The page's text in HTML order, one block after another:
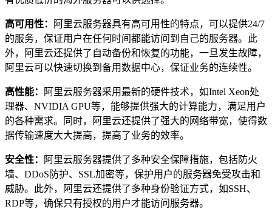
高可用性：
阿里云服务器具有高可用性的特点，可以提供24/7
的服务，保证用户在任何时间都能访问到自己的服务器。此
外，阿里云还提供了自动备份和恢复的功能，一旦发生故障，
阿里云可以快速切换到备用数据中心，保证业务的连续性。
高性能：
阿里云服务器采用最新的硬件技术，如Intel Xeon处
理器、NVIDIA GPU等，能够提供强大的计算能力，满足用户
的各种需求。同时，阿里云还提供了强大的网络带宽，使得数
据传输速度大大提高，提高了业务的效率。
安全性：
阿里云服务器提供了多种安全保障措施，包括防火
墙、DDoS防护、SSL加密等，保护用户的服务器免受攻击和
威胁。此外，阿里云还提供了多种身份验证方式，如SSH、
RDP等，确保只有授权的用户才能访问服务器。